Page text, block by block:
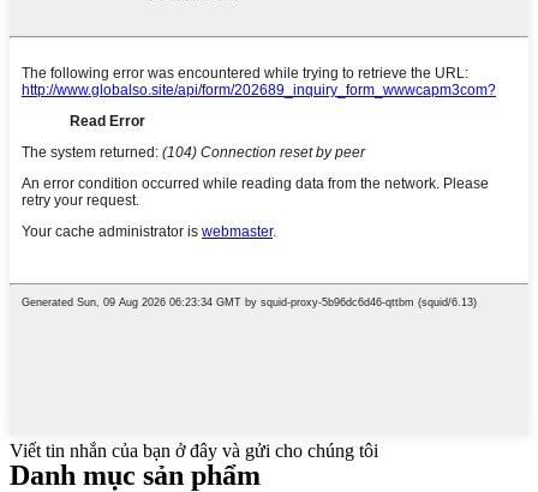
Viết tin nhắn của bạn ở đây và gửi cho chúng tôi
Danh mục sản phẩm